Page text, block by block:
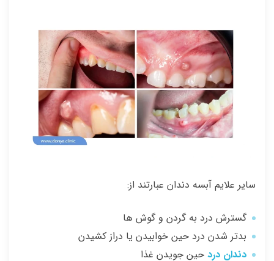
سایر علایم آبسه دندان عبارتند از:
گسترش درد به گردن و گوش ها
بدتر شدن درد حین خوابیدن یا دراز کشیدن
دندان درد حین جویدن غذا